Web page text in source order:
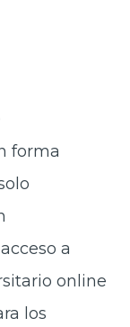
forma
a
online
los